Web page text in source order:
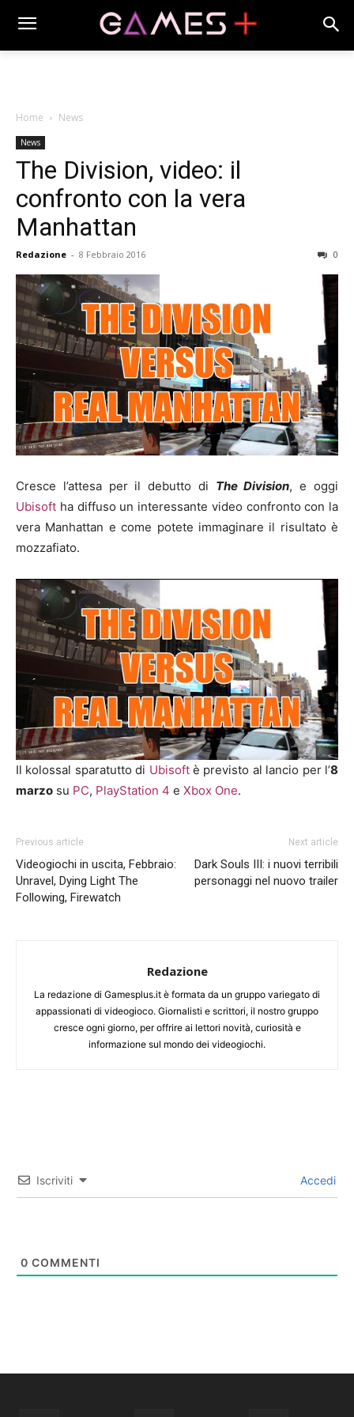
Home News
News
The Division, video: il
confronto con la vera
Manhattan
Redazione - 8 Febbraio 2016 0
Cresce l’attesa per il debutto di The Division, e oggi
Ubisoft ha diffuso un interessante video confronto con la
vera Manhattan e come potete immaginare il risultato è
mozzafiato.
Il kolossal sparatutto di Ubisoftè previsto al lancio per l’8
marzo su PC, PlayStation 4 e Xbox One.
Previous article
Videogiochi in uscita, Febbraio:
Unravel, Dying Light The
Following, Firewatch
Next article
Dark Souls III: i nuovi terribili
personaggi nel nuovo trailer
Redazione
La redazione di Gamesplus.it è formata da un gruppo variegato di
appassionati di videogioco. Giornalisti e scrittori, il nostro gruppo
cresce ogni giorno, per offrire ai lettori novità, curiosità e
informazione sul mondo dei videogiochi.
Iscriviti Accedi
0 COMMENTI